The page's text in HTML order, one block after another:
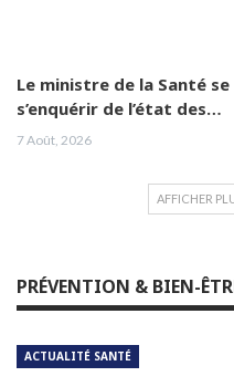
Le ministre de la Santé
s’enquérir de l’état des…
7 Août, 2026
AFFICHER
PRÉVENTION & BIEN-
ACTUALITÉ SANTÉ